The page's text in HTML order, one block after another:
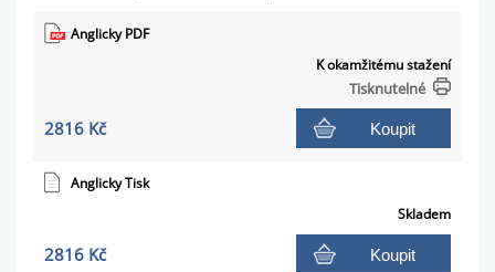
Anglicky PDF
K okamžitému stažení
Tisknutelné
2816 Kč Koupit
Anglicky Tisk
Skladem
2816 Kč Koupit